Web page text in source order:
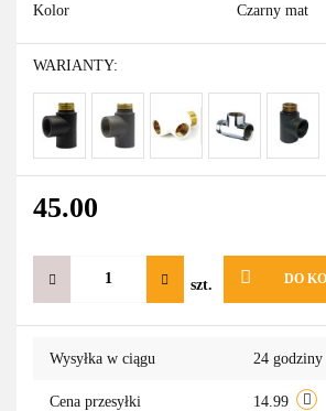
Kolor Czarny mat
WARIANTY:
45.00
szt. DO
Wysyłka w ciągu 24 godziny
Cena przesyłki 14.99